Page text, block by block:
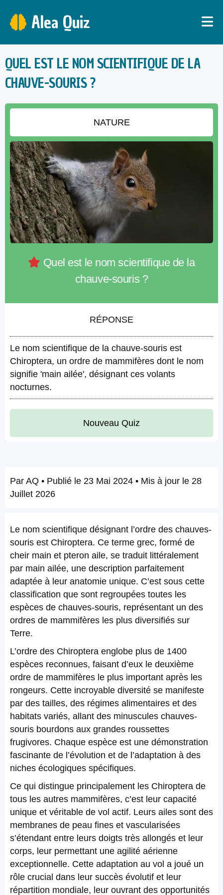
Alea Quiz
QUEL EST LE NOM SCIENTIFIQUE DE LA
CHAUVE-SOURIS ?
NATURE
Quel est le nom scientifique de la
chauve-souris ?
RÉPONSE
Le nom scientifique de la chauve-souris est
Chiroptera, un ordre de mammifères dont le nom
signifie 'main ailée', désignant ces volants
nocturnes.
Nouveau Quiz
Par AQ • Publié le 23 Mai 2024 • Mis à jour le 28
Juillet 2026
Le nom scientifique désignant l’ordre des chauves-
souris est Chiroptera. Ce terme grec, formé de
cheir main et pteron aile, se traduit littéralement
par main ailée, une description parfaitement
adaptée à leur anatomie unique. C’est sous cette
classification que sont regroupées toutes les
espèces de chauves-souris, représentant un des
ordres de mammifères les plus diversifiés sur
Terre.
L’ordre des Chiroptera englobe plus de 1400
espèces reconnues, faisant d’eux le deuxième
ordre de mammifères le plus important après les
rongeurs. Cette incroyable diversité se manifeste
par des tailles, des régimes alimentaires et des
habitats variés, allant des minuscules chauves-
souris bourdons aux grandes roussettes
frugivores. Chaque espèce est une démonstration
fascinante de l’évolution et de l’adaptation à des
niches écologiques spécifiques.
Ce qui distingue principalement les Chiroptera de
tous les autres mammifères, c’est leur capacité
unique et véritable de vol actif. Leurs ailes sont des
membranes de peau fines et vascularisées
s’étendant entre leurs doigts très allongés et leur
corps, leur permettant une agilité aérienne
exceptionnelle. Cette adaptation au vol a joué un
rôle crucial dans leur succès évolutif et leur
répartition mondiale, leur ouvrant des opportunités